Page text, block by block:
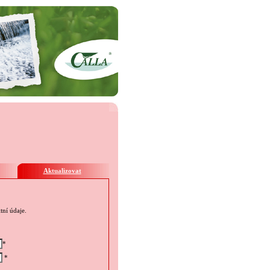
Aktualizovat
údaje.
*
*